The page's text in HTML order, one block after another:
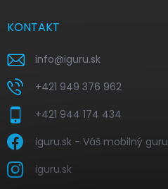
KONTAKT
info@iguru.sk
+421 949 376 962
+421 944 174 434
iguru.sk - Váš mobilný guru
iguru.sk